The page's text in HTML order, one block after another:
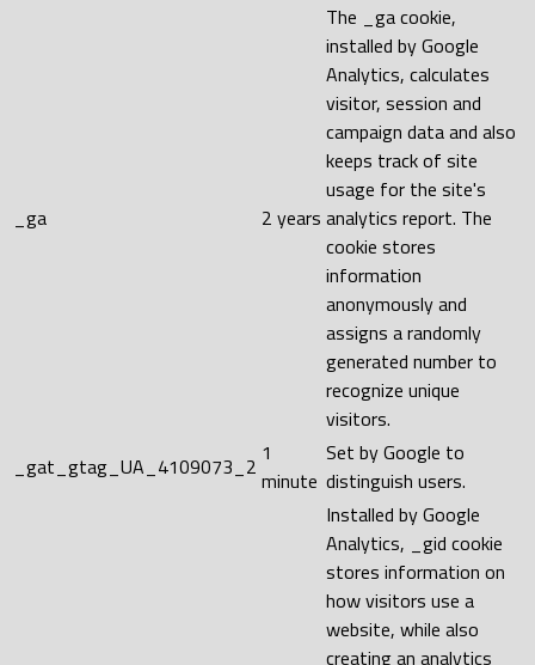
_ga 2 years
The _ga cookie,
installed by Google
Analytics, calculates
visitor, session and
campaign data and also
keeps track of site
usage for the site's
analytics report. The
cookie stores
information
anonymously and
assigns a randomly
generated number to
recognize unique
visitors.
_gat_gtag_UA_4109073_2 1
minute
Set by Google to
distinguish users.
Installed by Google
Analytics, _gid cookie
stores information on
how visitors use a
website, while also
creating an analytics